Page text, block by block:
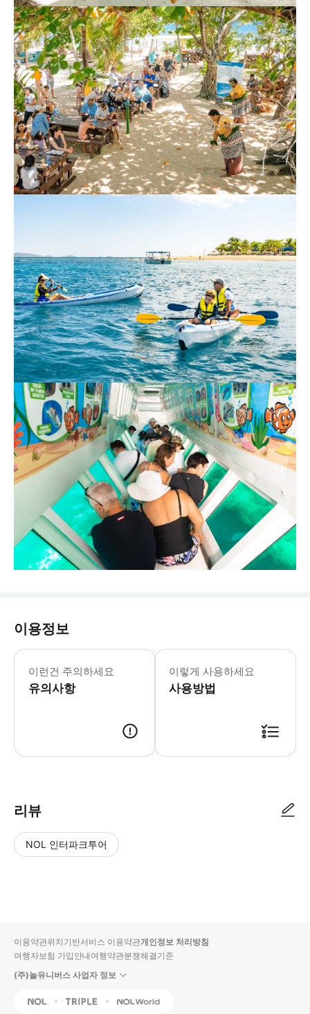
이용정보
이런건 주의하세요
유의사항
이렇게 사용하세요
사용방법
리뷰
NOL 인터파크투어
입니
다.
사
순
상
이용약관위치기반서비스 이용약관개인정보 처리방침
여행자보험 가입안내여행약관분쟁해결기준
(주)놀유니버스 사업자 정보
NOL Triple Interpark Global